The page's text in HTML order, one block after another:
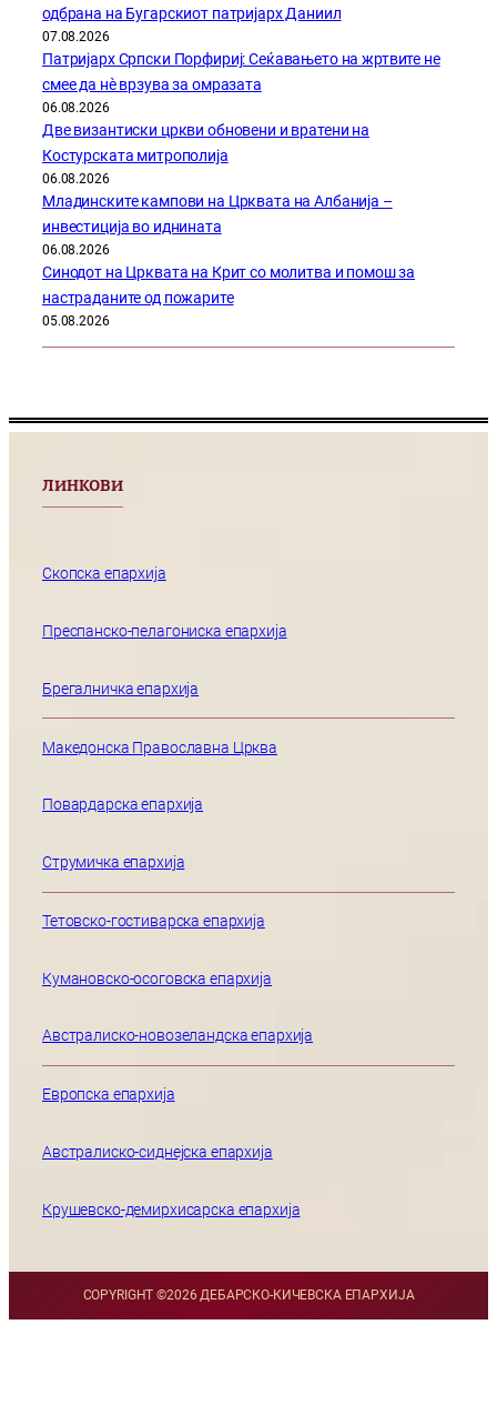
одбрана на Бугарскиот патријарх Даниил
07.08.2026
Патријарх Српски Порфириј: Сеќавањето на жртвите не
смее да нѐ врзува за омразата
06.08.2026
Две византиски цркви обновени и вратени на
Костурската митрополија
06.08.2026
Младинските кампови на Црквата на Албанија –
инвестиција во иднината
06.08.2026
Синодот на Црквата на Крит со молитва и помош за
настраданите од пожарите
05.08.2026
ЛИНКОВИ
Скопска епархија
Преспанско-пелагониска епархија
Брегалничка епархија
Македонска Православна Црква
Повардарска епархија
Струмичка епархија
Тетовско-гостиварска епархија
Кумановско-осоговска епархија
Австралиско-новозеландска епархија
Европска епархија
Австралиско-сиднејска епархија
Крушевско-демирхисарска епархија
COPYRIGHT ©2026 ДЕБАРСКО-КИЧЕВСКА ЕПАРХИЈА